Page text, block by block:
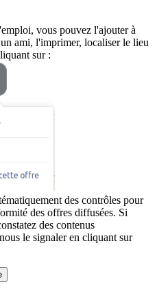
vous pouvez l'ajouter à
ami, l'imprimer, localiser le lieu
sur :
des contrôles pour
des offres diffusées. Si
des contenus
le signaler en cliquant sur